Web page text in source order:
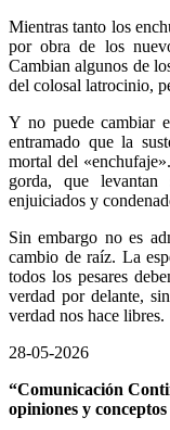
Mientras tanto los
por obra de los
Cambian algunos de
del colosal latrocinio,
Y no puede cambiar
entramado que la
mortal del
gorda, que levantan
enjuiciados y
Sin embargo no es
cambio de raíz. La
todos los pesares
verdad por delante,
verdad nos hace libres.
28-05-2026
“Comunicación
opiniones y